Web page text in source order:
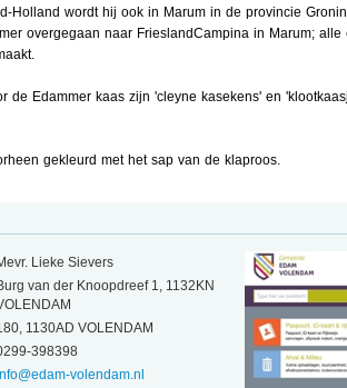
Holland wordt hij ook in Marum in de provincie
overgegaan naar FrieslandCampina in Marum;
de Edammer kaas zijn 'cleyne kasekens' en
gekleurd met het sap van de klaproos.
Lieke Sievers
van der Knoopdreef 1, 1132KN
1130AD VOLENDAM
398398
volendam.nl